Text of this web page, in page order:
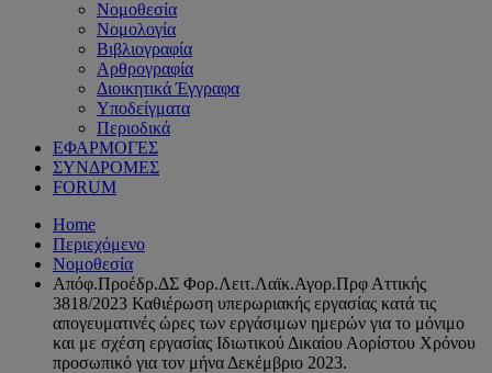
Νομοθεσία
Νομολογία
Βιβλιογραφία
Αρθρογραφία
Διοικητικά Έγγραφα
Υποδείγματα
Περιοδικά
ΕΦΑΡΜΟΓΕΣ
ΣΥΝΔΡΟΜΕΣ
FORUM
Home
Περιεχόμενο
Νομοθεσία
Απόφ.Προέδρ.ΔΣ Φορ.Λειτ.Λαϊκ.Αγορ.Πρφ Αττικής
3818/2023 Καθιέρωση υπερωριακής εργασίας κατά τις
απογευματινές ώρες των εργάσιμων ημερών για το μόνιμο
και με σχέση εργασίας Ιδιωτικού Δικαίου Αορίστου Χρόνου
προσωπικό για τον μήνα Δεκέμβριο 2023.